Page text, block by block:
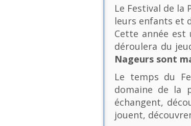
Le Festival de la
leurs enfants et
Cette année
déroulera du
Nageurs sont
Le temps du
domaine de la
échangent,
jouent,